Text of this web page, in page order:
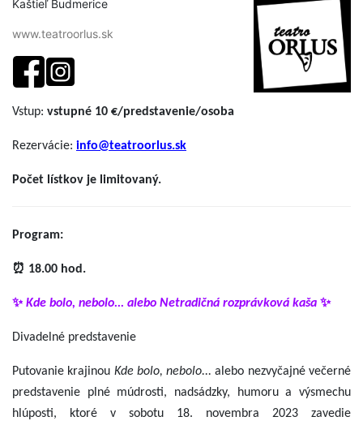
Kaštieľ Budmerice
www.teatroorlus.sk
Vstup: vstupné 10 €/predstavenie/osoba
Rezervácie: info@teatroorlus.sk
Počet lístkov je limitovaný.
Program:
⏰ 18.00 hod.
✨ Kde bolo, nebolo... alebo Netradičná rozprávková kaša ✨
Divadelné predstavenie
Putovanie krajinou Kde bolo, nebolo... alebo nezvyčajné večerné
predstavenie plné múdrosti, nadsádzky, humoru a výsmechu
hlúposti, ktoré v sobotu 18. novembra 2023 zavedie